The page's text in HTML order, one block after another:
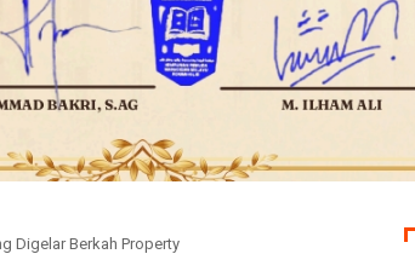
Digelar Berkah Property